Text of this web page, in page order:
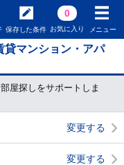
保存した条件
0
お気に入り メニュー
貸マンション・アパ
屋探しをサポートしま
変更する
変更する